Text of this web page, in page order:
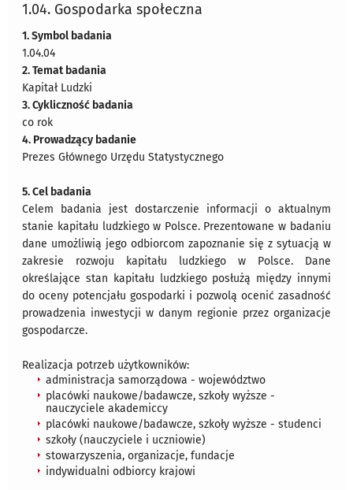
1.04. Gospodarka społeczna
1. Symbol badania
1.04.04
2. Temat badania
Kapitał Ludzki
3. Cykliczność badania
co rok
4. Prowadzący badanie
Prezes Głównego Urzędu Statystycznego
5. Cel badania
Celem badania jest dostarczenie informacji o aktualnym
stanie kapitału ludzkiego w Polsce. Prezentowane w badaniu
dane umożliwią jego odbiorcom zapoznanie się z sytuacją w
zakresie rozwoju kapitału ludzkiego w Polsce. Dane
określające stan kapitału ludzkiego posłużą między innymi
do oceny potencjału gospodarki i pozwolą ocenić zasadność
prowadzenia inwestycji w danym regionie przez organizacje
gospodarcze.
Realizacja potrzeb użytkowników:
administracja samorządowa - województwo
placówki naukowe/badawcze, szkoły wyższe -
nauczyciele akademiccy
placówki naukowe/badawcze, szkoły wyższe - studenci
szkoły (nauczyciele i uczniowie)
stowarzyszenia, organizacje, fundacje
indywidualni odbiorcy krajowi